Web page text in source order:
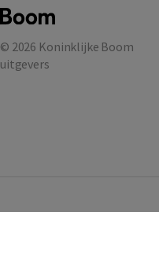
© 2026 Koninklijke Boom
uitgevers